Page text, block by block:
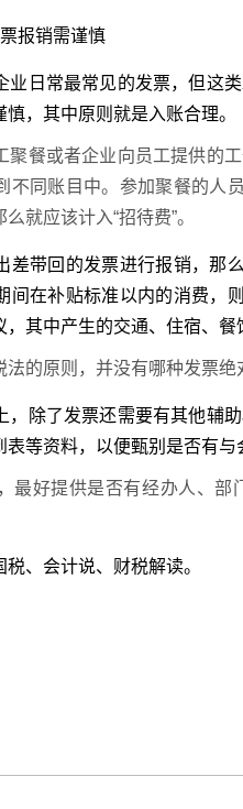
报销需谨慎
业日常最常见的发票，但这
，其中原则就是入账合理。
聚餐或者企业向员工提供的
不同账目中。参加聚餐的人
就应该计入“招待费”。
差带回的发票进行报销，那
间在补贴标准以内的消费，
，其中产生的交通、住宿、
法的原则，并没有哪种发票
，除了发票还需要有其他辅
表等资料，以便甄别是否有
最好提供是否有经办人、
、会计说、财税解读。